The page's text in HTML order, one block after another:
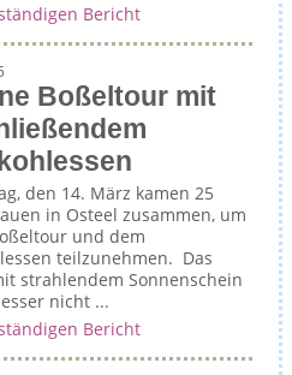
Bericht
Boßeltour mit
den 14. März kamen 25
in Osteel zusammen, um
und dem
teilzunehmen. Das
strahlendem Sonnenschein
nicht ...
Bericht